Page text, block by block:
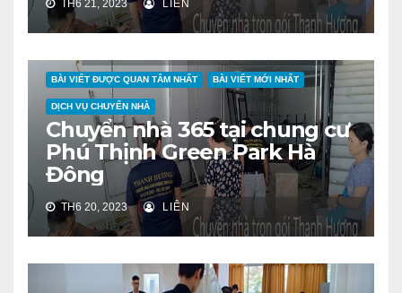
TH6 21, 2023 LIÊN
BÀI VIẾT ĐƯỢC QUAN TÂM NHẤT BÀI VIẾT MỚI NHẤT
DỊCH VỤ CHUYỂN NHÀ
Chuyển nhà 365 tại chung cư
Phú Thịnh Green Park Hà
Đông
TH6 20, 2023 LIÊN